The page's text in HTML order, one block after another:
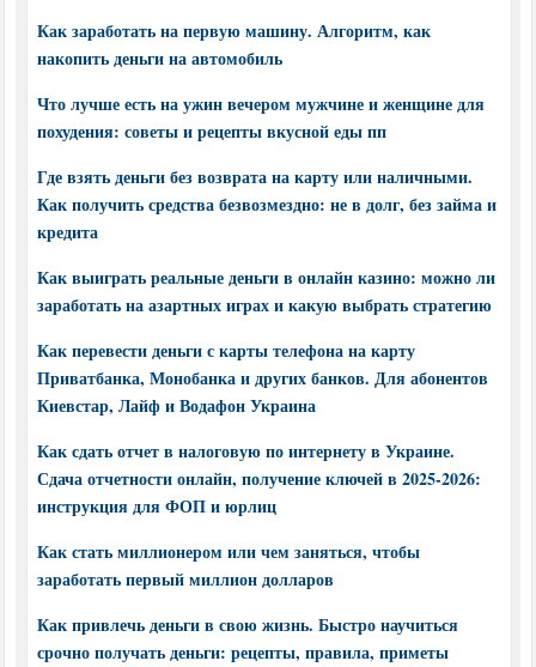
Как заработать на первую машину. Алгоритм, как
накопить деньги на автомобиль
Что лучше есть на ужин вечером мужчине и женщине для
похудения: советы и рецепты вкусной еды пп
Где взять деньги без возврата на карту или наличными.
Как получить средства безвозмездно: не в долг, без займа и
кредита
Как выиграть реальные деньги в онлайн казино: можно ли
заработать на азартных играх и какую выбрать стратегию
Как перевести деньги с карты телефона на карту
Приватбанка, Монобанка и других банков. Для абонентов
Киевстар, Лайф и Водафон Украина
Как сдать отчет в налоговую по интернету в Украине.
Сдача отчетности онлайн, получение ключей в 2025-2026:
инструкция для ФОП и юрлиц
Как стать миллионером или чем заняться, чтобы
заработать первый миллион долларов
Как привлечь деньги в свою жизнь. Быстро научиться
срочно получать деньги: рецепты, правила, приметы